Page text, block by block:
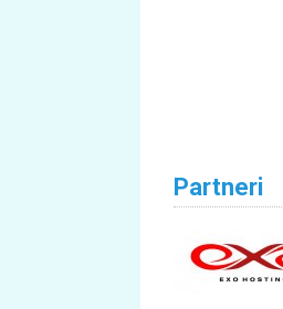
Partneri